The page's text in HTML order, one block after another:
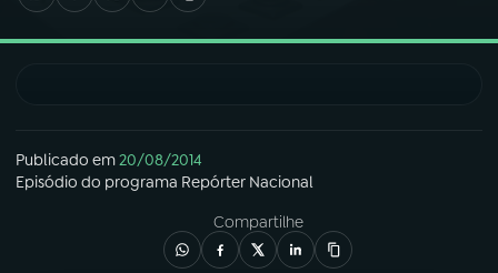
02A RÁDIO
04PROGRAMAS
PODCASTS
Publicado em20/08/2014
Episódio do programa Repórter Nacional
Compartilhe